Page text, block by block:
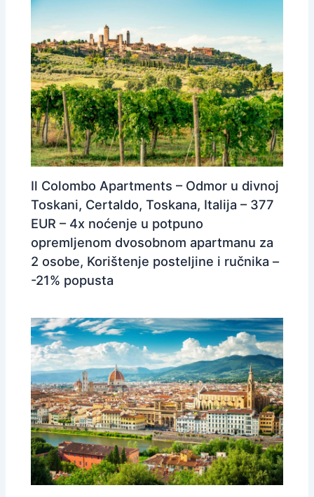
Il Colombo Apartments – Odmor u divnoj
Toskani, Certaldo, Toskana, Italija – 377
EUR – 4x noćenje u potpuno
opremljenom dvosobnom apartmanu za
2 osobe, Korištenje posteljine i ručnika –
-21% popusta